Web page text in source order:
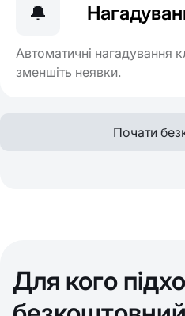
🔔
Автоматичні нагадування
зменшіть неявки.
Почати
Для кого